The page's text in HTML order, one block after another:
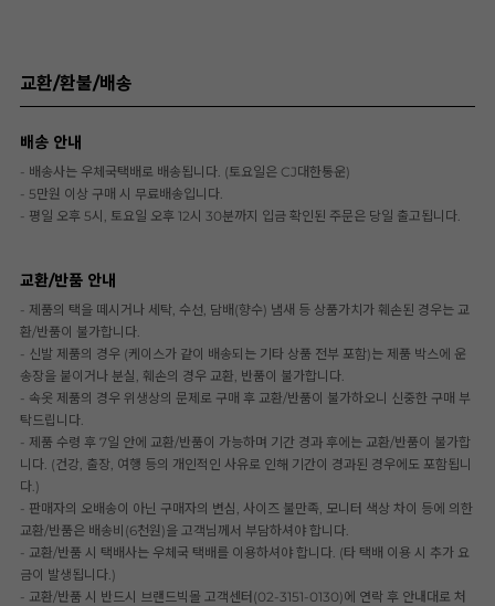
교환/환불/배송
배송 안내
- 배송사는 우체국택배로 배송됩니다. (토요일은 CJ대한통운)
- 5만원 이상 구매 시 무료배송입니다.
- 평일 오후 5시, 토요일 오후 12시 30분까지 입금 확인된 주문은 당일 출고됩니다.
교환/반품 안내
- 제품의 택을 떼시거나 세탁, 수선, 담배(향수) 냄새 등 상품가치가 훼손된 경우는 교
환/반품이 불가합니다.
- 신발 제품의 경우 (케이스가 같이 배송되는 기타 상품 전부 포함)는 제품 박스에 운
송장을 붙이거나 분실, 훼손의 경우 교환, 반품이 불가합니다.
- 속옷 제품의 경우 위생상의 문제로 구매 후 교환/반품이 불가하오니 신중한 구매 부
탁드립니다.
- 제품 수령 후 7일 안에 교환/반품이 가능하며 기간 경과 후에는 교환/반품이 불가합
니다. (건강, 출장, 여행 등의 개인적인 사유로 인해 기간이 경과된 경우에도 포함됩니
다.)
- 판매자의 오배송이 아닌 구매자의 변심, 사이즈 불만족, 모니터 색상 차이 등에 의한
교환/반품은 배송비(6천원)을 고객님께서 부담하셔야 합니다.
- 교환/반품 시 택배사는 우체국 택배를 이용하셔야 합니다. (타 택배 이용 시 추가 요
금이 발생됩니다.)
- 교환/반품 시 반드시 브랜드빅몰 고객센터(02-3151-0130)에 연락 후 안내대로 처